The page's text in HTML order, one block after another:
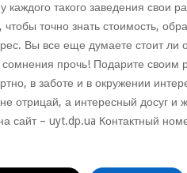
каждого такого заведения свои
точно знать стоимость,
Вы все еще думаете стоит ли
прочь! Подарите своим
в заботе и в окружении
отрицай, а интересный досуг
сайт – uyt.dp.ua Контактный